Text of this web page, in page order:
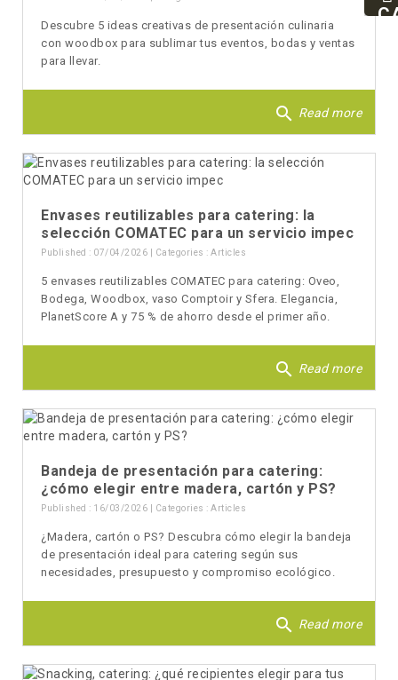
Descubre 5 ideas creativas de presentación culinaria
con woodbox para sublimar tus eventos, bodas y ventas
para llevar.
search Read more
Envases reutilizables para catering: la
selección COMATEC para un servicio impec
Published : 07/04/2026 | Categories : Articles
5 envases reutilizables COMATEC para catering: Oveo,
Bodega, Woodbox, vaso Comptoir y Sfera. Elegancia,
PlanetScore A y 75 % de ahorro desde el primer año.
search Read more
Bandeja de presentación para catering:
¿cómo elegir entre madera, cartón y PS?
Published : 16/03/2026 | Categories : Articles
¿Madera, cartón o PS? Descubra cómo elegir la bandeja
de presentación ideal para catering según sus
necesidades, presupuesto y compromiso ecológico.
search Read more
93